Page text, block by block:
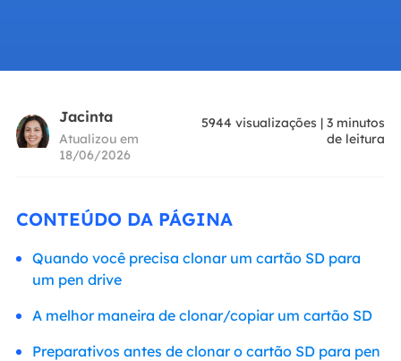
Jacinta
Atualizou em
18/06/2026
5944 visualizações |3 minutos
de leitura
CONTEÚDO DA PÁGINA
Quando você precisa clonar um cartão SD para
um pen drive
A melhor maneira de clonar/copiar um cartão SD
Preparativos antes de clonar o cartão SD para pen